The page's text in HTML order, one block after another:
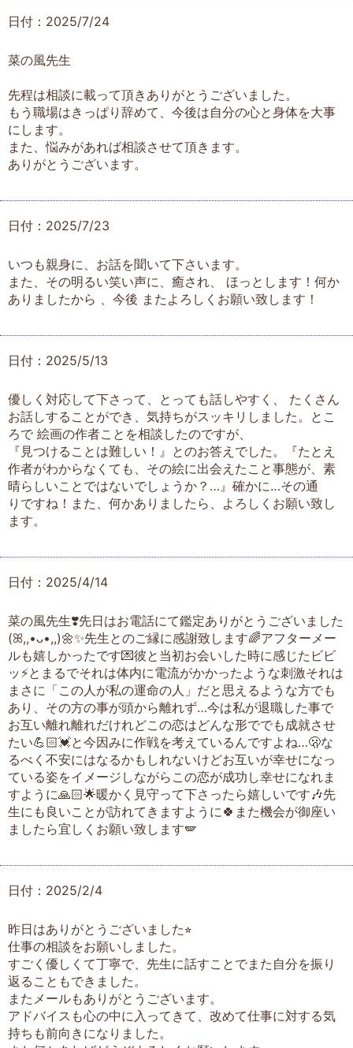
日付：2025/7/24
菜の風先生
先程は相談に載って頂きありがとうございました。
もう職場はきっぱり辞めて、今後は自分の心と身体を大事
にします。
また、悩みがあれば相談させて頂きます。
ありがとうございます。
日付：2025/7/23
いつも親身に、お話を聞いて下さいます。
また、その明るい笑い声に、癒され、 ほっとします！何か
ありましたから 、今後 またよろしくお願い致します！
日付：2025/5/13
優しく対応して下さって、とっても話しやすく、 たくさん
お話しすることができ、気持ちがスッキリしました。とこ
ろで 絵画の作者ことを相談したのですが、
『見つけることは難しい！』とのお答えでした。『たとえ
作者がわからなくても、その絵に出会えたこと事態が、素
晴らしいことではないでしょうか？…』確かに…その通
りですね！また、何かありましたら、よろしくお願い致し
ます。
日付：2025/4/14
菜の風先生❣️先日はお電話にて鑑定ありがとうございました
(ꕤ,,•ᴗ•,,)🌼✨先生とのご縁に感謝致します🌈アフターメー
ルも嬉しかったです💌彼と当初お会いした時に感じたビビ
ッ⚡️とまるでそれは体内に電流がかかったような刺激それは
まさに「この人が私の運命の人」だと思えるような方でも
あり、その方の事が頭から離れず…今は私が退職した事で
お互い離れ離れだけれどこの恋はどんな形ででも成就させ
たい💪🏻💓と今因みに作戦を考えているんですよね…🫢な
るべく不安にはなるかもしれないけどお互いが幸せになっ
ている姿をイメージしながらこの恋が成功し幸せになれま
すように🙏🏻🌟暖かく見守って下さったら嬉しいです🎶先
生にも良いことが訪れてきますように🍀また機会が御座い
ましたら宜しくお願い致します🪽
日付：2025/2/4
昨日はありがとうございました⭐︎
仕事の相談をお願いしました。
すごく優しくて丁寧で、先生に話すことでまた自分を振り
返ることもできました。
またメールもありがとうございます。
アドバイスも心の中に入ってきて、改めて仕事に対する気
持ちも前向きになりました。